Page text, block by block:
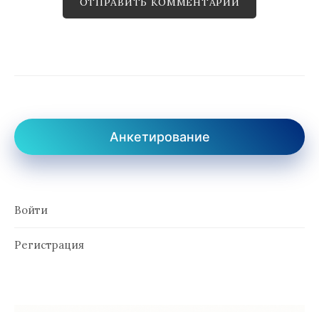
Анкетирование
Войти
Регистрация